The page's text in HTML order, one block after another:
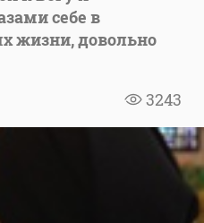
себе в
жизни, довольно
3243